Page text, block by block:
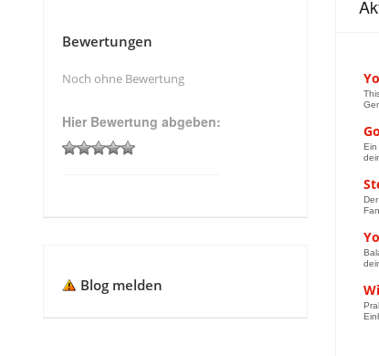
Ein
Bewertungen
Noch ohne Bewertung
Hier Bewertung abgeben:
Blog melden